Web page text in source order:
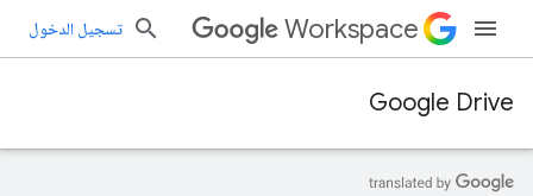
Workspace تسجيل الدخول
Google Drive